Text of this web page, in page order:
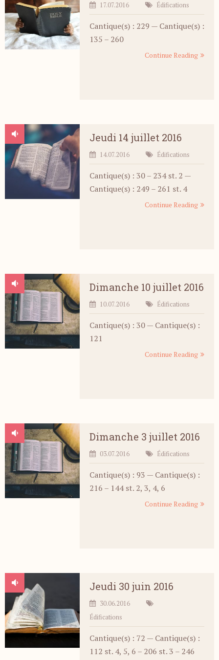
17.07.2016 Édifications
Cantique(s) : 229 — Cantique(s) :
135 – 260
Continue Reading
Jeudi 14 juillet 2016
14.07.2016 Édifications
Cantique(s) : 30 – 234 st. 2 —
Cantique(s) : 249 – 261 st. 4
Continue Reading
Dimanche 10 juillet 2016
10.07.2016 Édifications
Cantique(s) : 30 — Cantique(s) :
121
Continue Reading
Dimanche 3 juillet 2016
03.07.2016 Édifications
Cantique(s) : 93 — Cantique(s) :
216 – 144 st. 2, 3, 4, 6
Continue Reading
Jeudi 30 juin 2016
30.06.2016
Édifications
Cantique(s) : 72 — Cantique(s) :
112 st. 4, 5, 6 – 206 st. 3 – 246